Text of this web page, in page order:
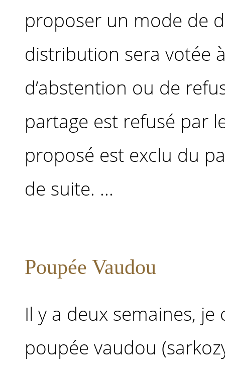
proposer un mode de
distribution sera votée
d’abstention ou de
partage est refusé par
proposé est exclu du
de suite. ...
Poupée Vaudou
Il y a deux semaines,
poupée vaudou